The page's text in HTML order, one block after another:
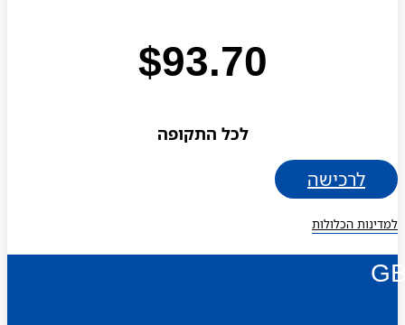
$93.70
לכל התקופה
לרכישה
למדינות הכלולות